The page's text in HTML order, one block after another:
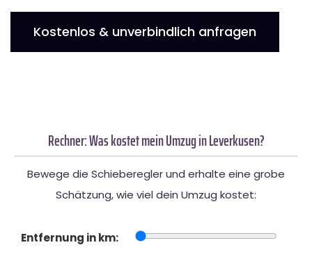
Kostenlos & unverbindlich anfragen
Rechner: Was kostet mein Umzug in Leverkusen?
Bewege die Schieberegler und erhalte eine grobe
Schätzung, wie viel dein Umzug kostet:
Entfernung in km: